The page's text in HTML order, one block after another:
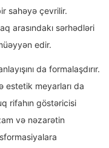
sahəyə çevrilir.
arasındakı sərhədləri
edir.
da formalaşdırır.
estetik meyarları da
rifahın göstəricisi
və nəzarətin